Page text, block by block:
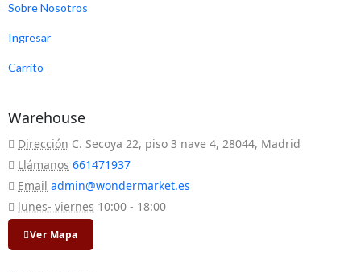
Sobre Nosotros
Ingresar
Carrito
Warehouse
Dirección C. Secoya 22, piso 3 nave 4, 28044, Madrid
Llámanos 661471937
Email admin@wondermarket.es
lunes- viernes 10:00 - 18:00
Ver Mapa